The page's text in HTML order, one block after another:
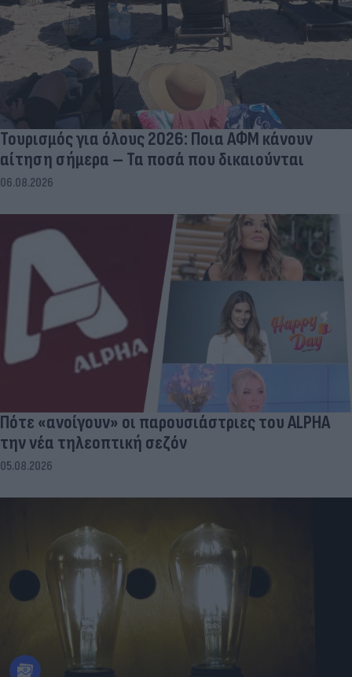
Τουρισμός για όλους 2026: Ποια ΑΦΜ κάνουν
αίτηση σήμερα – Τα ποσά που δικαιούνται
06.08.2026
Πότε «ανοίγουν» οι παρουσιάστριες του ALPHA
την νέα τηλεοπτική σεζόν
05.08.2026